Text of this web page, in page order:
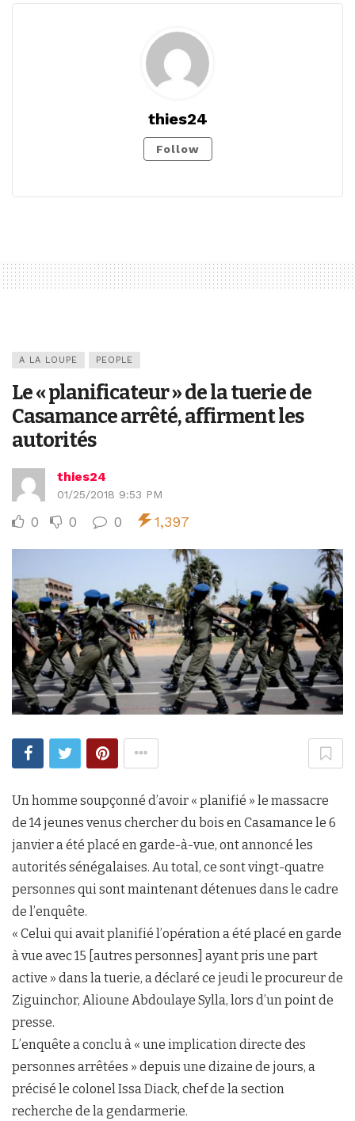
thies24
Follow
A LA LOUPE PEOPLE
Le « planificateur » de la tuerie de
Casamance arrêté, affirment les
autorités
thies24
01/25/2018 9:53 PM
0 0 0 1,397
Un homme soupçonné d’avoir « planifié » le massacre
de 14 jeunes venus chercher du bois en Casamance le 6
janvier a été placé en garde-à-vue, ont annoncé les
autorités sénégalaises. Au total, ce sont vingt-quatre
personnes qui sont maintenant détenues dans le cadre
de l’enquête.
« Celui qui avait planifié l’opération a été placé en garde
à vue avec 15 [autres personnes] ayant pris une part
active » dans la tuerie, a déclaré ce jeudi le procureur de
Ziguinchor, Alioune Abdoulaye Sylla, lors d’un point de
presse.
L’enquête a conclu à « une implication directe des
personnes arrêtées » depuis une dizaine de jours, a
précisé le colonel Issa Diack, chef de la section
recherche de la gendarmerie.